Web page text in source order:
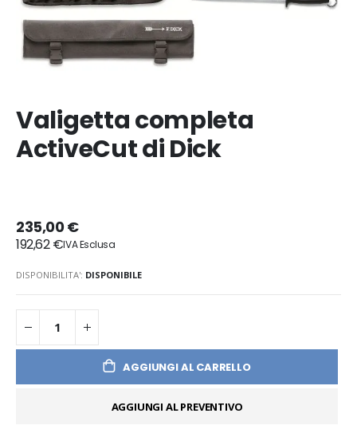
Valigetta completa
ActiveCut di Dick
235,00 €
192,62 €
DISPONIBILITA': DISPONIBILE
AGGIUNGI AL CARRELLO
AGGIUNGI AL PREVENTIVO